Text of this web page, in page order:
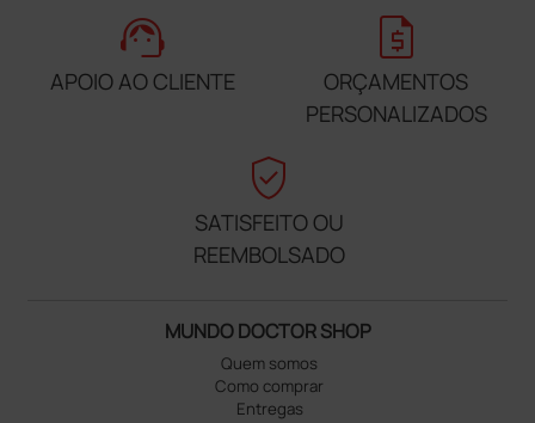
support_agent
APOIO AO CLIENTE
request_quote
ORÇAMENTOS
PERSONALIZADOS
verified_user
SATISFEITO OU
REEMBOLSADO
MUNDO DOCTOR SHOP
Quem somos
Como comprar
Entregas